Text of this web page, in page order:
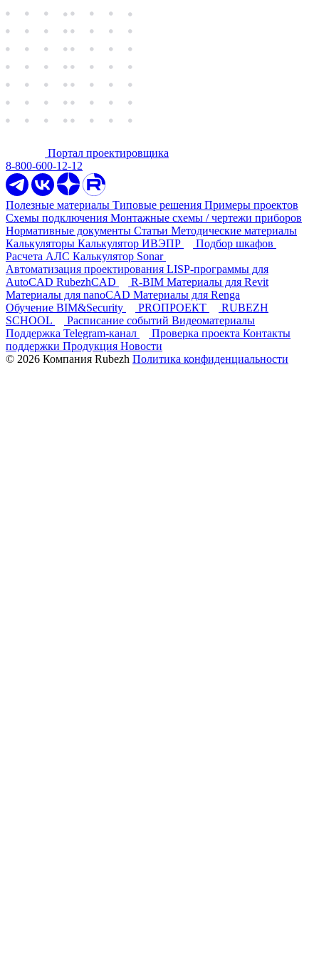
Портал проектировщика
8-800-600-12-12
Полезные материалы Типовые решения Примеры проектов
Схемы подключения Монтажные схемы / чертежи приборов
Нормативные документы Статьи Методические материалы
Калькуляторы Калькулятор ИВЭПР
Подбор шкафов
Расчета АЛС Калькулятор Sonar
Автоматизация проектирования LISP-программы для
AutoCAD RubezhCAD R-BIM Материалы для Revit
Материалы для nanoCAD Материалы для Renga
Обучение BIM&Security PROПРОЕКТ
RUBEZH
SCHOOL
Расписание событий Видеоматериалы
Поддержка Telegram-канал Проверка проекта Контакты
поддержки Продукция Новости
© 2026 Компания Rubezh Политика конфиденциальности